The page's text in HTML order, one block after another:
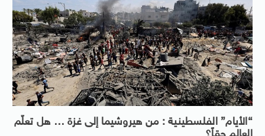
“الأيام” الفلسطينية : من هيروشيما إلى غزة … هل تعلّم